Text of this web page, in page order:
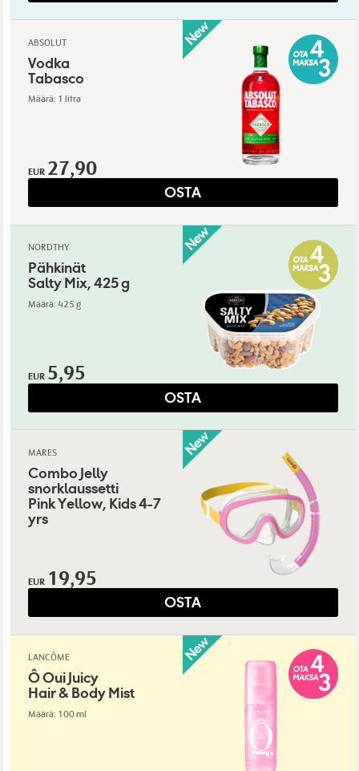
ABSOLUT
Vodka
Tabasco
Määrä: 1 litra
EUR 27,90
OSTA
NORDTHY
Pähkinät
Salty Mix, 425 g
Määrä: 425 g
EUR 5,95
OSTA
MARES
Combo Jelly
snorklaussetti
Pink Yellow, Kids 4-7
yrs
EUR 19,95
OSTA
LANCÔME
Ô Oui Juicy
Hair & Body Mist
Määrä: 100 ml